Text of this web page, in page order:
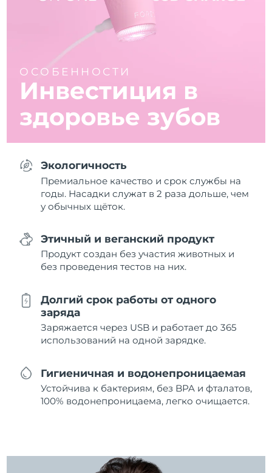
ОСОБЕННОСТИ
Инвестиция в
здоровье зубов
Экологичность
Премиальное качество и срок службы на
годы. Насадки служат в 2 раза дольше, чем
у обычных щёток.
Этичный и веганский продукт
Продукт создан без участия животных и
без проведения тестов на них.
Долгий срок работы от одного
заряда
Заряжается через USB и работает до 365
использований на одной зарядке.
Гигиеничная и водонепроницаемая
Устойчива к бактериям, без BPA и фталатов,
100% водонепроницаема, легко очищается.